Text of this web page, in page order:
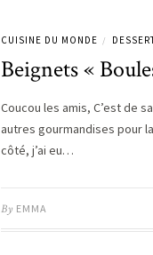
CUISINE DU MONDE /
Beignets «
Coucou les amis, C’est de
autres gourmandises pour
côté, j’ai eu…
By EMMA